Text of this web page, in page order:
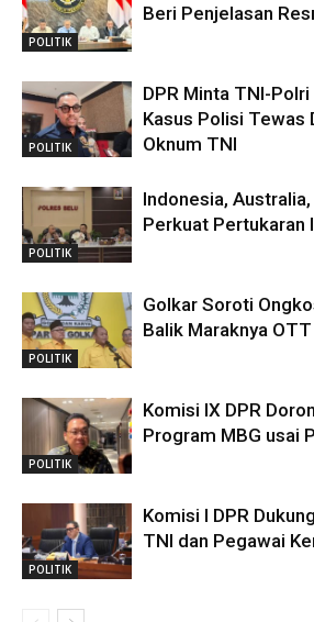
POLITIK
Beri Penjelasan
POLITIK
DPR Minta TNI-
Kasus Polisi Tewas
Oknum TNI
POLITIK
Indonesia,
Perkuat Pertukaran
POLITIK
Golkar Soroti
Balik Maraknya
POLITIK
Komisi IX DPR
Program MBG usai
POLITIK
Komisi I DPR
TNI dan Pegawai